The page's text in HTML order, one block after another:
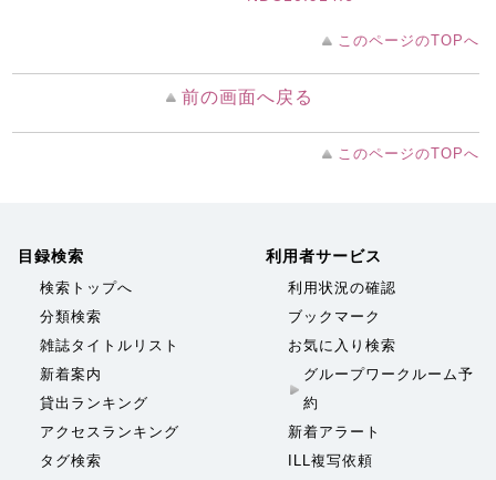
このページのTOPへ
前の画面へ戻る
このページのTOPへ
目録検索
検索トップへ
分類検索
雑誌タイトルリスト
新着案内
貸出ランキング
アクセスランキング
タグ検索
利用者サービス
利用状況の確認
ブックマーク
お気に入り検索
グループワークルーム予
約
新着アラート
ILL複写依頼